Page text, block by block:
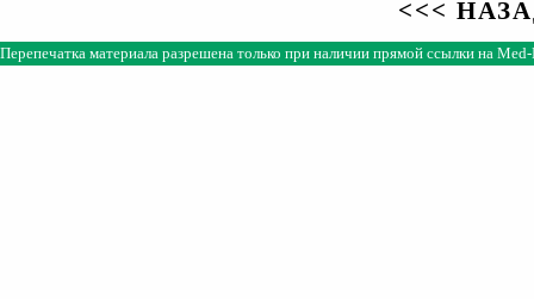
<<<
Перепечатка материала разрешена только при наличии прямой ссылки на